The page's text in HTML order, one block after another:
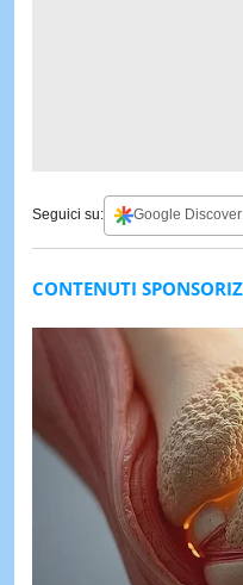
Seguici su: Google Discover